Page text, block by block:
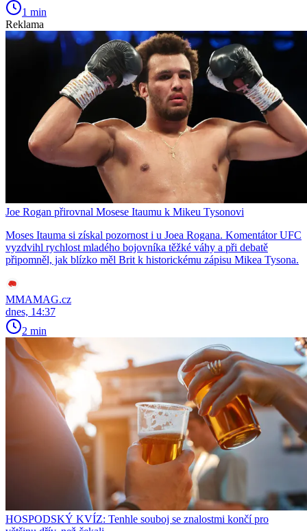
1 min
Reklama
Joe Rogan přirovnal Mosese Itaumu k Mikeu Tysonovi
Moses Itauma si získal pozornost i u Joea Rogana. Komentátor UFC
vyzdvihl rychlost mladého bojovníka těžké váhy a při debatě
připomněl, jak blízko měl Brit k historickému zápisu Mikea Tysona.
MMAMAG.cz
dnes, 14:37
2 min
HOSPODSKÝ KVÍZ: Tenhle souboj se znalostmi končí pro